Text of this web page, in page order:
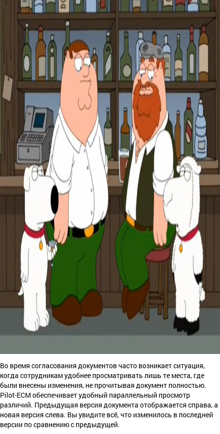
Во время согласования документов часто возникает ситуация,
когда сотрудникам удобнее просматривать лишь те места, где
были внесены изменения, не прочитывая документ полностью.
Pilot-ECM обеспечивает удобный параллельный просмотр
различий. Предыдущая версия документа отображается справа, а
новая версия слева. Вы увидите всё, что изменилось в последней
версии по сравнению с предыдущей.